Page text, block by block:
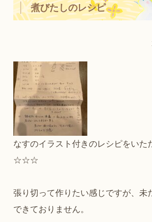
煮びたしのレシピ
なすのイラスト付きのレシピをいた
☆☆☆
張り切って作りたい感じですが、未
できておりません。